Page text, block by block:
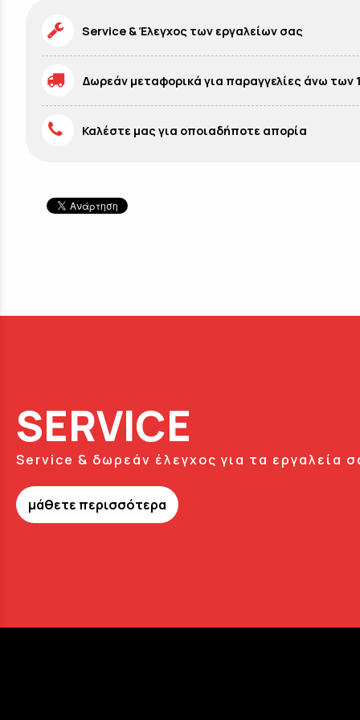
Service & Έλεγχος των εργαλείων σας
Δωρεάν μεταφορικά για παραγγελίες άνω των
Καλέστε μας για οποιαδήποτε απορία
SERVICE
Service & δωρεάν έλεγχος για τα εργαλεία
μάθετε περισσότερα